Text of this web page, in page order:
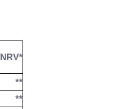
NRV*
**
**